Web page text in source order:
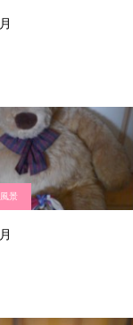
景